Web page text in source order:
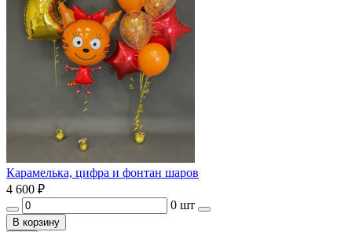
Карамелька, цифра и фонтан шаров
4 600 ₽
0 шт
В корзину